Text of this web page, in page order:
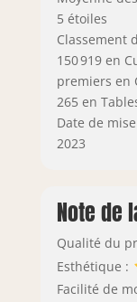
5 étoiles
Classement
150 919 en
premiers en
265 en
Date de
2023
Note de
Qualité du
Esthétique :
Facilité de